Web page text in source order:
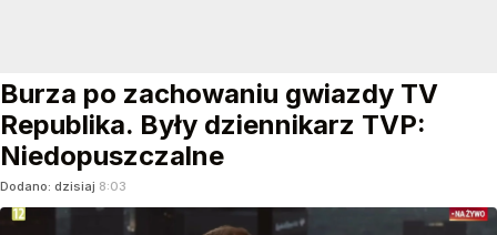
Burza po zachowaniu gwiazdy TV
Republika. Były dziennikarz TVP:
Niedopuszczalne
Dodano: dzisiaj 8:03